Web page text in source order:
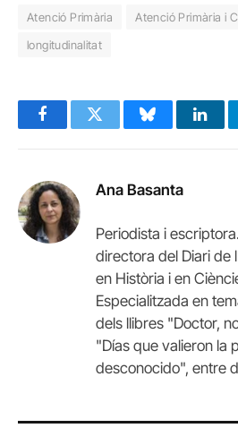
Atenció Primària
Atenció Primària i
longitudinalitat
FacebookTwitter Bluesky
Ana Basanta
Periodista i
directora del Diari de
en Història i en
Especialitzada en
dels llibres "Doctor,
"Días que valieron la
desconocido", entre